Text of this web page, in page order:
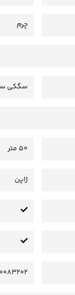
چرم
سگکی
50 متر
ژاپن